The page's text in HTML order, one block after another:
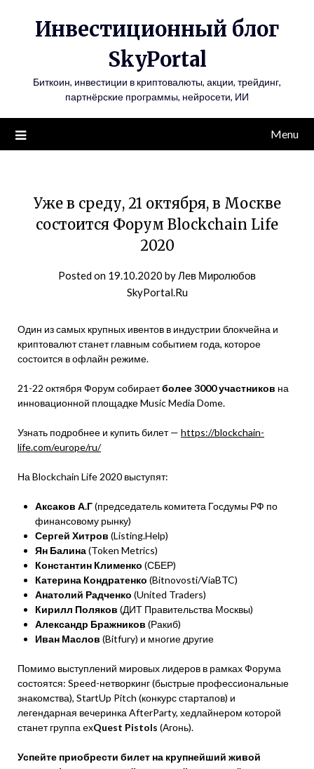
Инвестиционный блог
SkyPortal
Биткоин, инвестиции в криптовалюты, акции, трейдинг,
партнёрские программы, нейросети, ИИ
Menu
Уже в среду, 21 октября, в Москве
состоится Форум Blockchain Life
2020
Posted on 19.10.2020 byЛев Миролюбов
SkyPortal.Ru
Один из самых крупных ивентов в индустрии блокчейна и
криптовалют станет главным событием года, которое
состоится в офлайн режиме.
21-22 октября Форум собираетболее 3000 участников на
инновационной площадке Music Media Dome.
Узнать подробнее и купить билет — https://blockchain-
life.com/europe/ru/
На Blockchain Life 2020 выступят:
Аксаков А.Г(председатель комитета Госдумы РФ по
финансовому рынку)
Сергей Хитров (Listing.Help)
Ян Балина(Token Metrics)
Константин Клименко (СБЕР)
Катерина Кондратенко (Bitnovosti/ViaBTC)
Анатолий Радченко (United Traders)
Кирилл Поляков (ДИТ Правительства Москвы)
Александр Бражников (Ракиб)
Иван Маслов (Bitfury) и многие другие
Помимо выступлений мировых лидеров в рамках Форума
состоятся: Speed-нетворкинг (быстрые профессиональные
знакомства), StartUp Pitch (конкурс стартапов) и
легендарная вечеринка AfterParty, хедлайнером которой
станет группа exQuest Pistols (Агонь).
Успейте приобрести билет на крупнейший живой